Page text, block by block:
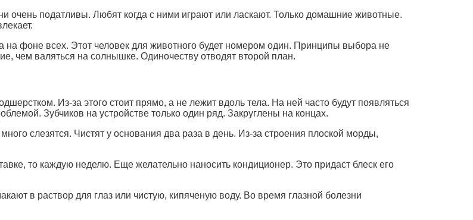
очень податливы. Любят когда с ними играют или ласкают. Только домашние животные.
на фоне всех. Этот человек для животного будет номером один. Принципы выбора не
чем валяться на солнышке. Одиночеству отводят второй план.
Из-за этого стоит прямо, а не лежит вдоль тела. На ней часто будут появляться
Зубчиков на устройстве только один ряд. Закруглены на концах.
слезятся. Чистят у основания два раза в день. Из-за строения плоской морды,
то каждую неделю. Еще желательно наносить кондиционер. Это придаст блеск его
в раствор для глаз или чистую, кипяченую воду. Во время глазной болезни